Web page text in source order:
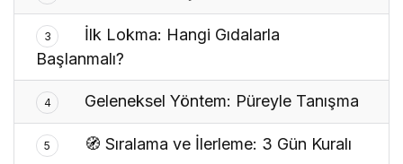
3
İlk Lokma: Hangi Gıdalarla
Başlanmalı?
4 Geleneksel Yöntem: Püreyle Tanışma
5 🧭 Sıralama ve İlerleme: 3 Gün Kuralı